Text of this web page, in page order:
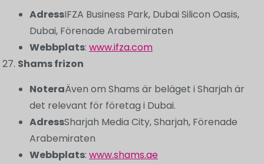
AdressIFZA Business Park, Dubai Silicon Oasis,
Dubai, Förenade Arabemiraten
Webbplats: www.ifza.com
Shams frizon
NoteraÄven om Shams är beläget i Sharjah är
det relevant för företag i Dubai.
AdressSharjah Media City, Sharjah, Förenade
Arabemiraten
Webbplats: www.shams.ae